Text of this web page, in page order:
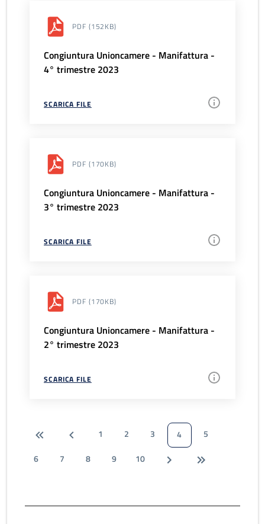
PDF (152KB)
Congiuntura Unioncamere - Manifattura -
4° trimestre 2023
SCARICA FILE
PDF (170KB)
Congiuntura Unioncamere - Manifattura -
3° trimestre 2023
SCARICA FILE
PDF (170KB)
Congiuntura Unioncamere - Manifattura -
2° trimestre 2023
SCARICA FILE
1 2 3 4
5
6
7 8 9 10